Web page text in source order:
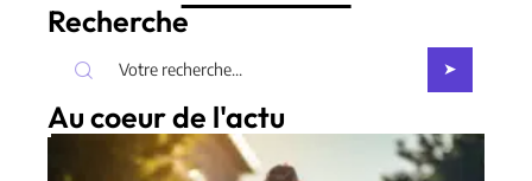
Recherche
Au coeur de l'actu